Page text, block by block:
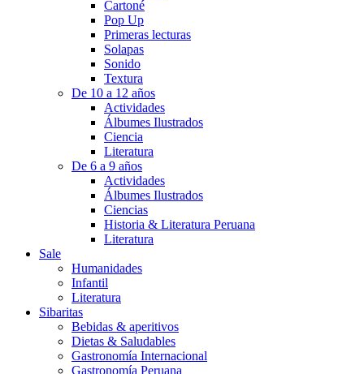
Cartoné
Pop Up
Primeras lecturas
Solapas
Sonido
Textura
De 10 a 12 años
Actividades
Álbumes Ilustrados
Ciencia
Literatura
De 6 a 9 años
Actividades
Álbumes Ilustrados
Ciencias
Historia & Literatura Peruana
Literatura
Sale
Humanidades
Infantil
Literatura
Sibaritas
Bebidas & aperitivos
Dietas & Saludables
Gastronomía Internacional
Gastronomía Peruana